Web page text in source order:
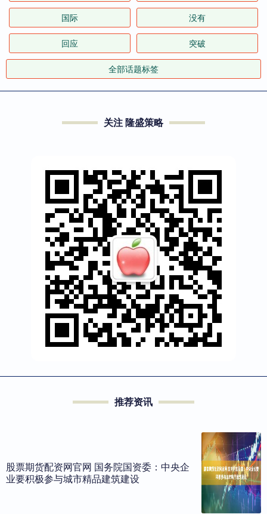
国际 没有
回应 突破
全部话题标签
关注 隆盛策略
推荐资讯
股票期货配资网官网 国务院国资委：中央企
业要积极参与城市精品建筑建设